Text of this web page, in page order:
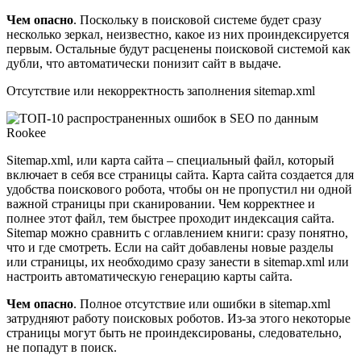
Чем опасно. Поскольку в поисковой системе будет сразу
несколько зеркал, неизвестно, какое из них проиндексируется
первым. Остальные будут расценены поисковой системой как
дубли, что автоматически понизит сайт в выдаче.
Отсутствие или некорректность заполнения sitemap.xml
Sitemap.xml, или карта сайта – специальный файл, который
включает в себя все страницы сайта. Карта сайта создается для
удобства поискового робота, чтобы он не пропустил ни одной
важной страницы при сканировании. Чем корректнее и
полнее этот файл, тем быстрее проходит индексация сайта.
Sitemap можно сравнить с оглавлением книги: сразу понятно,
что и где смотреть. Если на сайт добавлены новые разделы
или страницы, их необходимо сразу занести в sitemap.xml или
настроить автоматическую генерацию карты сайта.
Чем опасно. Полное отсутствие или ошибки в sitemap.xml
затрудняют работу поисковых роботов. Из-за этого некоторые
страницы могут быть не проиндексированы, следовательно,
не попадут в поиск.